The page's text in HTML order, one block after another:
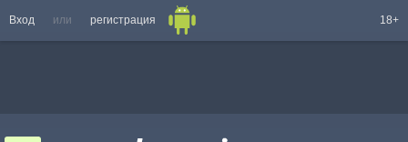
Вход или регистрация 18+